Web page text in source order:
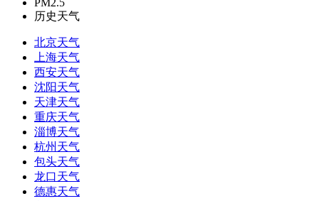
PM2.5
历史天气
北京天气
上海天气
西安天气
沈阳天气
天津天气
重庆天气
淄博天气
杭州天气
包头天气
龙口天气
德惠天气